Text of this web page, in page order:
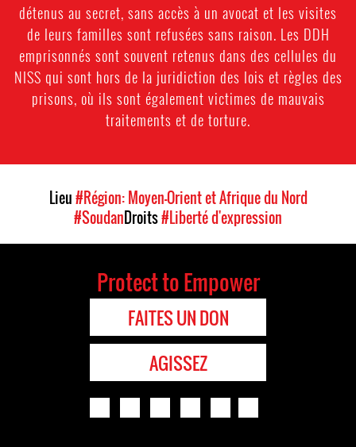
détenus au secret, sans accès à un avocat et les visites
de leurs familles sont refusées sans raison. Les DDH
emprisonnés sont souvent retenus dans des cellules du
NISS qui sont hors de la juridiction des lois et règles des
prisons, où ils sont également victimes de mauvais
traitements et de torture.
Lieu#Région: Moyen-Orient et Afrique du Nord
#SoudanDroits#Liberté d'expression
Protect to Empower
FAITES UN DON
AGISSEZ